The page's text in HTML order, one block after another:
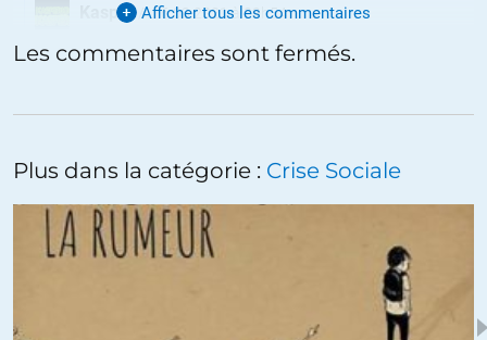
Kasper//16.03.2021 à 09h54
Les preuves on en a le déroulé depuis 1 an: sur notre état
mais certains ont du le faire, et internet n’oublie rien.
Tout ca n’est pas pour rien dans la confusion qui a suivi et la perte
de crédibilité du gouvernement, qui rend impossible toute action
Afficher tous les commentaires
Les commentaires sont fermés.
Plus dans la catégorie : Crise Sociale